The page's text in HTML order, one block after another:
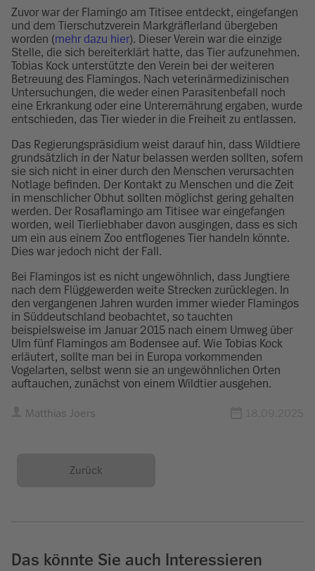
Zuvor war der Flamingo am Titisee entdeckt, eingefangen
und dem Tierschutzverein Markgräflerland übergeben
worden (mehr dazu hier). Dieser Verein war die einzige
Stelle, die sich bereiterklärt hatte, das Tier aufzunehmen.
Tobias Kock unterstützte den Verein bei der weiteren
Betreuung des Flamingos. Nach veterinärmedizinischen
Untersuchungen, die weder einen Parasitenbefall noch
eine Erkrankung oder eine Unterernährung ergaben, wurde
entschieden, das Tier wieder in die Freiheit zu entlassen.
Das Regierungspräsidium weist darauf hin, dass Wildtiere
grundsätzlich in der Natur belassen werden sollten, sofern
sie sich nicht in einer durch den Menschen verursachten
Notlage befinden. Der Kontakt zu Menschen und die Zeit
in menschlicher Obhut sollten möglichst gering gehalten
werden. Der Rosaflamingo am Titisee war eingefangen
worden, weil Tierliebhaber davon ausgingen, dass es sich
um ein aus einem Zoo entflogenes Tier handeln könnte.
Dies war jedoch nicht der Fall.
Bei Flamingos ist es nicht ungewöhnlich, dass Jungtiere
nach dem Flüggewerden weite Strecken zurücklegen. In
den vergangenen Jahren wurden immer wieder Flamingos
in Süddeutschland beobachtet, so tauchten
beispielsweise im Januar 2015 nach einem Umweg über
Ulm fünf Flamingos am Bodensee auf. Wie Tobias Kock
erläutert, sollte man bei in Europa vorkommenden
Vogelarten, selbst wenn sie an ungewöhnlichen Orten
auftauchen, zunächst von einem Wildtier ausgehen.
Matthias Joers
Zurück
Das könnte Sie auch Interessieren